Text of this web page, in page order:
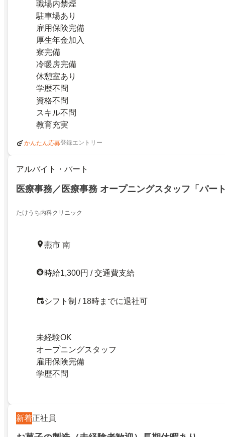
職場内禁煙
駐車場あり
雇用保険完備
厚生年金加入
寮完備
冷暖房完備
休憩室あり
学歴不問
資格不問
スキル不問
教育充実
かんたん応募登録エントリー
アルバイト・パート
医療事務／医療事務 オープニングスタッフ「パー
たけうち内科クリニック
燕市 南
時給1,300円 / 交通費支給
シフト制 / 18時までに退社可
未経験OK
オープニングスタッフ
雇用保険完備
学歴不問
新着正社員